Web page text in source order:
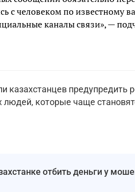
с человеком по известному
каналы связи», —
казахстанцев предупредить
людей, которые чаще
отбить деньги у